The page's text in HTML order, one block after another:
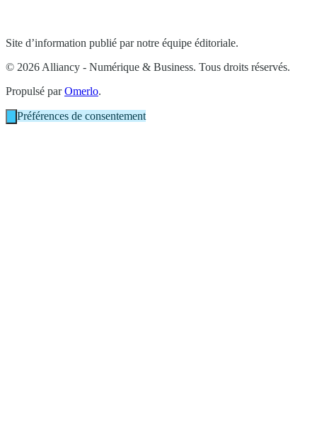
Site d’information publié par notre équipe éditoriale.
© 2026 Alliancy - Numérique & Business. Tous droits réservés.
Propulsé parOmerlo.
Préférences de consentement